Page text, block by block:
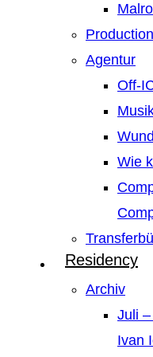
Agentur
Off-
Wie
Residency
Archiv
Juli
Ivan